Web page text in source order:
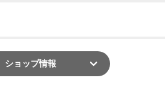
ショップ情報